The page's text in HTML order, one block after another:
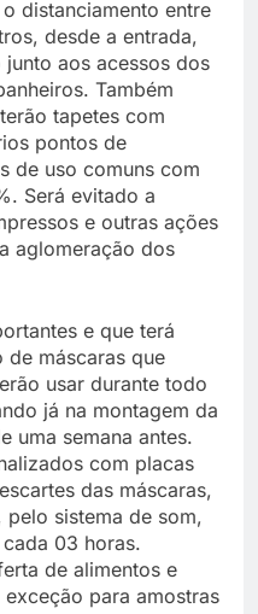
distanciamento entre
desde a entrada,
aos acessos dos
Também
tapetes com
pontos de
de uso comuns com
Será evitado a
e outras ações
aglomeração dos
e que terá
máscaras que
usar durante todo
já na montagem da
uma semana antes.
com placas
das máscaras,
sistema de som,
03 horas.
de alimentos e
para amostras